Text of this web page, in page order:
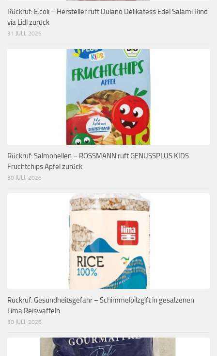
Rückruf: E.coli – Hersteller ruft Dulano Delikatess Edel Salami Rind
via Lidl zurück
31 JULI, 2026
Rückruf: Salmonellen – ROSSMANN ruft GENUSSPLUS KIDS
Fruchtchips Apfel zurück
30 JULI, 2026
Rückruf: Gesundheitsgefahr – Schimmelpilzgift in gesalzenen
Lima Reiswaffeln
30 JULI, 2026